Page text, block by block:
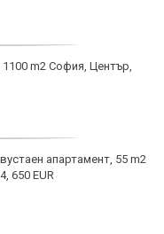
m2 София, Център,
апартамент, 55 m2
650 EUR